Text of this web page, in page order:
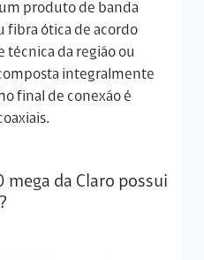
produto de banda
fibra ótica de acordo
técnica da região ou
integralmente
final de conexão é
da Claro possui